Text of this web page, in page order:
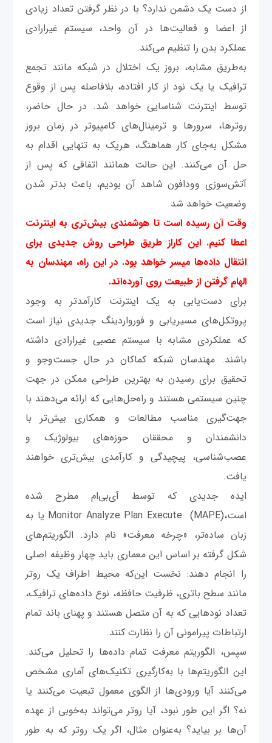
از دست یک دشمن ندارد؟ با در نظر گرفتن تعداد زیادی
از اعضا و فعالیت‌ها در آن واحد، سیستم غیرارادی
عملکرد بدن را تنظیم می‌کند.
به‌طریق مشابه،‌ بروز یک اختلال در شبکه مانند تجمع
ترافیک یا یک نود از کار افتاده، بلافاصله پس از وقوع
توسط اینترنت شناسایی خواهد شد. در حال حاضر،
روترها، سرورها و ترمینال‌های کامپیوتر در زمان بروز
مشکل به‌جای کار هماهنگ، هریک به تنهایی اقدام به
حل آن می‌کنند. این حالت همانند اتفاقی که پس از
آتش‌سوزی وودافون شاهد آن بودیم، باعث بدتر شدن
وضعیت خواهد شد.
وقت آن رسیده است تا هوشمندی بیش‌تری به اینترنت
اعطا کنیم. این‌ کاراز طریق طراحی روش جدیدی برای
انتقال داده‌ها میسر خواهد بود. در این راه، مهندسان به
الهام گرفتن از طبیعت روی آورده‌اند.
برای دست‌یابی به یک اینترنت کارآمدتر به وجود
پروتکل‌های مسیریابی و فورواردینگ جدیدی نیاز است
که عملکردی مشابه با سیستم عصبی غیرارادی داشته
باشند. مهندسان شبکه کماکان در حال جست‌وجو و
تحقیق برای رسیدن به بهترین طراحی ممکن در جهت
چنین سیستمی هستند و راه‌حل‌هایی که ارائه می‌دهند با
جهت‌‌گیری مناسب مطالعات و همکاری بیش‌تر با
دانشمندان و محققان حوزه‌های بیولوژیک و
عصب‌شناسی، پیچیدگی و کارآمدی بیش‌تری خواهند
یافت.
ایده جدیدی که توسط آی‌بی‌ام مطرح شده
است،Monitor Analyze Plan Execute (MAPE) یا به
زبان ساده‌تر، «چرخه معرفت» نام دارد. الگوریتم‌های
شکل گرفته بر اساس این معماری باید چهار وظیفه اصلی
را انجام دهند: نخست این‌که محیط اطراف یک روتر
مانند سطح باتری، ظرفیت حافظه، نوع داده‌های ترافیک،
تعداد نودهایی که به آن متصل هستند و پهنای باند تمام
ارتباطات پیرامونی آن را نظارت کنند.
سپس، الگوریتم معرفت تمام داده‌ها را تحلیل می‌کند.
این الگوریتم‌ها با به‌کارگیری تکنیک‌های آماری مشخص
می‌کنند آیا ورودی‌ها از الگوی معمول تبعیت می‌کنند یا
نه؟ اگر این‌ طور نبود، آیا روتر می‌تواند به‌خوبی از عهده
آن‌ها بر بیاید؟ به‌عنوان مثال، اگر یک روتر که به ‌طور